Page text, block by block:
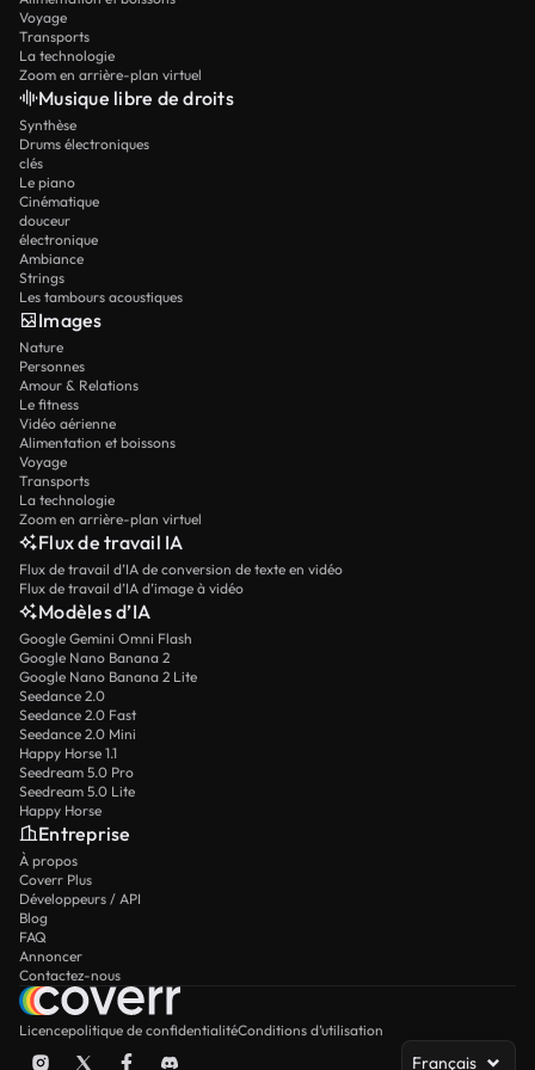
Voyage
Transports
La technologie
Zoom en arrière-plan virtuel
Musique libre de droits
Synthèse
Drums électroniques
clés
Le piano
Cinématique
douceur
électronique
Ambiance
Strings
Les tambours acoustiques
Images
Nature
Personnes
Amour & Relations
Le fitness
Vidéo aérienne
Alimentation et boissons
Voyage
Transports
La technologie
Zoom en arrière-plan virtuel
Flux de travail IA
Flux de travail d’IA de conversion de texte en vidéo
Flux de travail d’IA d’image à vidéo
Modèles d’IA
Google Gemini Omni Flash
Google Nano Banana 2
Google Nano Banana 2 Lite
Seedance 2.0
Seedance 2.0 Fast
Seedance 2.0 Mini
Happy Horse 1.1
Seedream 5.0 Pro
Seedream 5.0 Lite
Happy Horse
Entreprise
À propos
Coverr Plus
Développeurs / API
Blog
FAQ
Annoncer
Contactez-nous
Licencepolitique de confidentialitéConditions d’utilisation
Français